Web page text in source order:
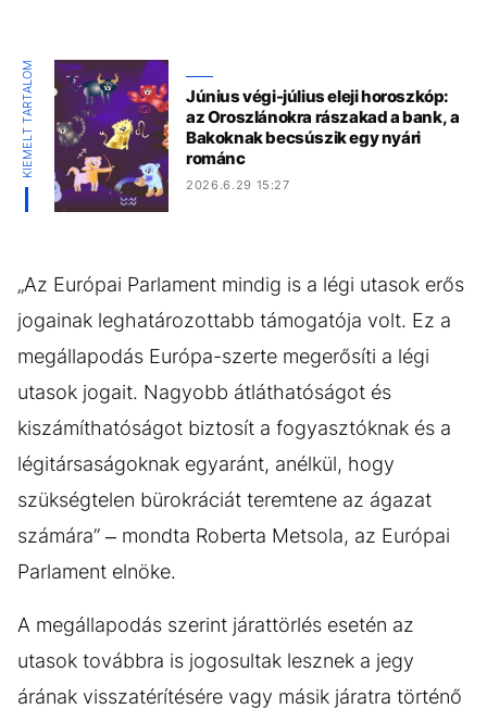
KIEMELT TARTALOM
Június végi-július eleji horoszkóp:
az Oroszlánokra rászakad a bank, a
Bakoknak becsúszik egy nyári
románc
2026.6.29 15:27
„Az Európai Parlament mindig is a légi utasok erős
jogainak leghatározottabb támogatója volt. Ez a
megállapodás Európa-szerte megerősíti a légi
utasok jogait. Nagyobb átláthatóságot és
kiszámíthatóságot biztosít a fogyasztóknak és a
légitársaságoknak egyaránt, anélkül, hogy
szükségtelen bürokráciát teremtene az ágazat
számára” – mondta Roberta Metsola, az Európai
Parlament elnöke.
A megállapodás szerint járattörlés esetén az
utasok továbbra is jogosultak lesznek a jegy
árának visszatérítésére vagy másik járatra történő